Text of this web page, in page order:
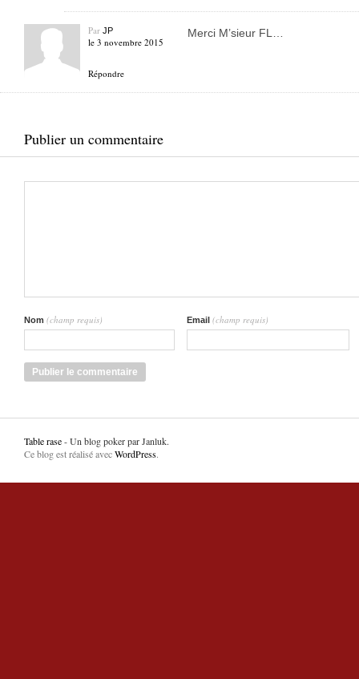
Par JP
le 3 novembre 2015
Répondre
Merci M’sieur FL…
Publier un commentaire
Nom (champ requis) Email (champ requis)
Table rase- Un blog poker par Janluk.
Ce blog est réalisé avecWordPress.